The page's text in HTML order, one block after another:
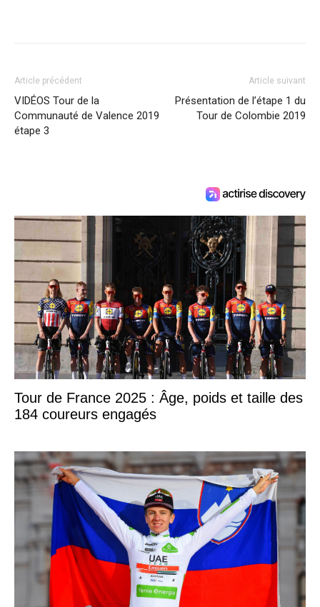
Article précédent
VIDÉOS Tour de la
Communauté de Valence 2019
étape 3
Article suivant
Présentation de l’étape 1 du
Tour de Colombie 2019
Tour de France 2025 : Âge, poids et taille des
184 coureurs engagés